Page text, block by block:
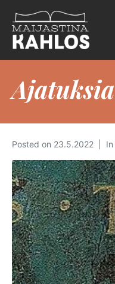
Posted on 23.5.2022 In